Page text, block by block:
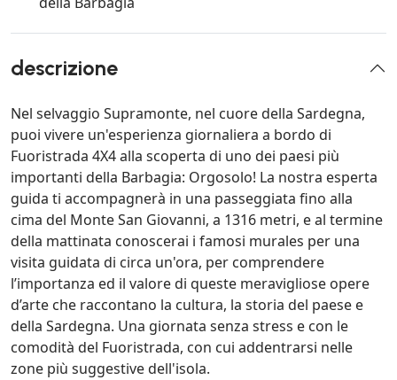
descrizione
Nel selvaggio Supramonte, nel cuore della Sardegna,
puoi vivere un'esperienza giornaliera a bordo di
Fuoristrada 4X4 alla scoperta di uno dei paesi più
importanti della Barbagia: Orgosolo! La nostra esperta
guida ti accompagnerà in una passeggiata fino alla
cima del Monte San Giovanni, a 1316 metri, e al termine
della mattinata conoscerai i famosi murales per una
visita guidata di circa un'ora, per comprendere
l’importanza ed il valore di queste meravigliose opere
d’arte che raccontano la cultura, la storia del paese e
della Sardegna. Una giornata senza stress e con le
comodità del Fuoristrada, con cui addentrarsi nelle
zone più suggestive dell'isola.